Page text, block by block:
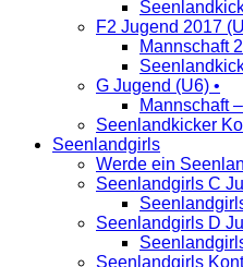
F2 Jugend 2017
Mannschaft
G Jugend (U6) •
Mannschaft
Seenlandkicker
Seenlandgirls
Werde ein
Seenlandgirls C
Seenlandgirls D
Seenlandgirls